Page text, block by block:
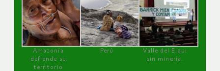
Amazonía
defiende su
territorio
Perú
Valle del Elqui
sin minería.